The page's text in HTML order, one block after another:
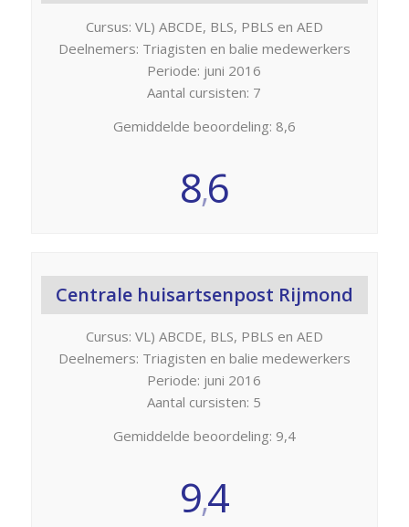
Cursus: VL) ABCDE, BLS, PBLS en AED
Deelnemers: Triagisten en balie medewerkers
Periode: juni 2016
Aantal cursisten: 7
Gemiddelde beoordeling: 8,6
8,6
Centrale huisartsenpost Rijmond
Cursus: VL) ABCDE, BLS, PBLS en AED
Deelnemers: Triagisten en balie medewerkers
Periode: juni 2016
Aantal cursisten: 5
Gemiddelde beoordeling: 9,4
9,4